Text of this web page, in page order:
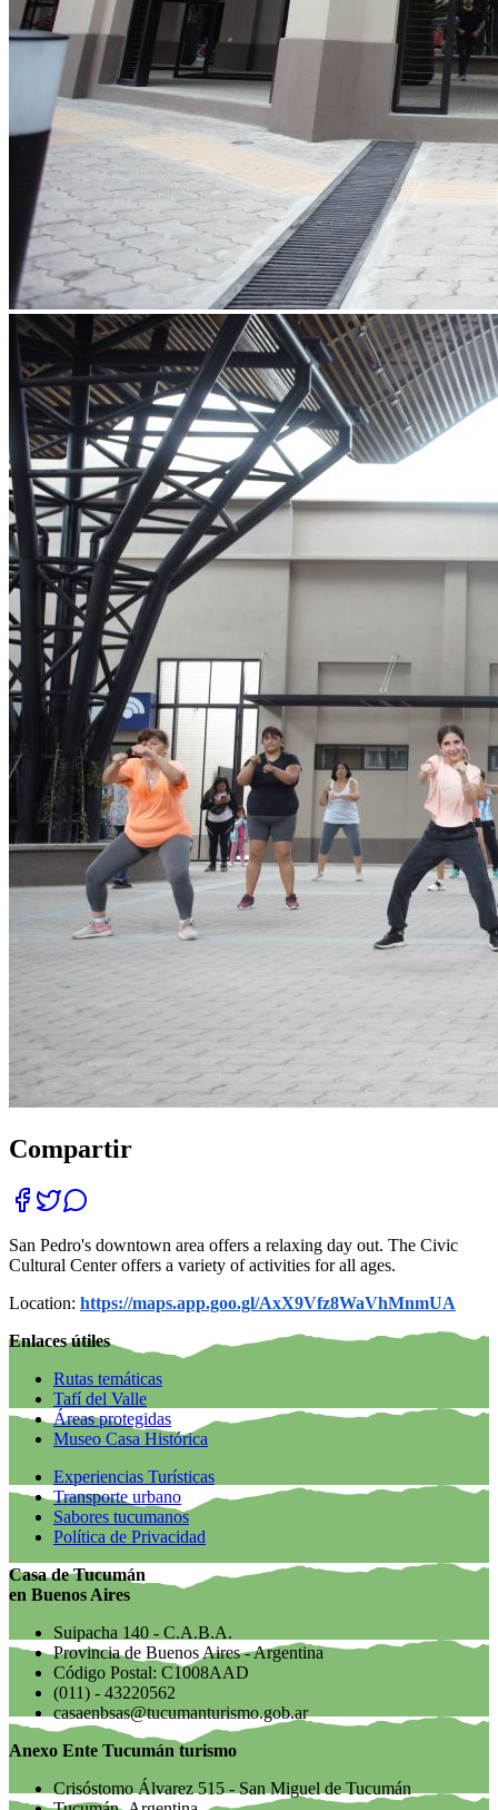
Compartir
San Pedro's downtown area offers a relaxing day out. The Civic
Cultural Center offers a variety of activities for all ages.
Location: https://maps.app.goo.gl/AxX9Vfz8WaVhMnmUA
Enlaces útiles
Rutas temáticas
Tafí del Valle
Áreas protegidas
Museo Casa Histórica
Experiencias Turísticas
Transporte urbano
Sabores tucumanos
Política de Privacidad
Casa de Tucumán
en Buenos Aires
Suipacha 140 - C.A.B.A.
Provincia de Buenos Aires - Argentina
Código Postal: C1008AAD
(011) - 43220562
casaenbsas@tucumanturismo.gob.ar
Anexo Ente Tucumán turismo
Crisóstomo Álvarez 515 - San Miguel de Tucumán